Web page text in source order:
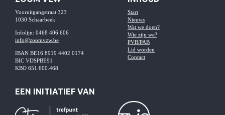
Vooruitgangstraat 323
1030 Schaarbeek
Infolijn: 0468 406 606
info@zoomvzw.be
IBAN BE16 8919 4402 0174
BIC VDSPBE91
KBO 651.600.468
Start
Nieuws
Wat we doen?
Wie zijn we?
PVB/PAB
Lid worden
Contact
EEN INITIATIEF VAN